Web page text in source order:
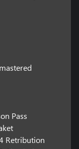
Pass
Retribution